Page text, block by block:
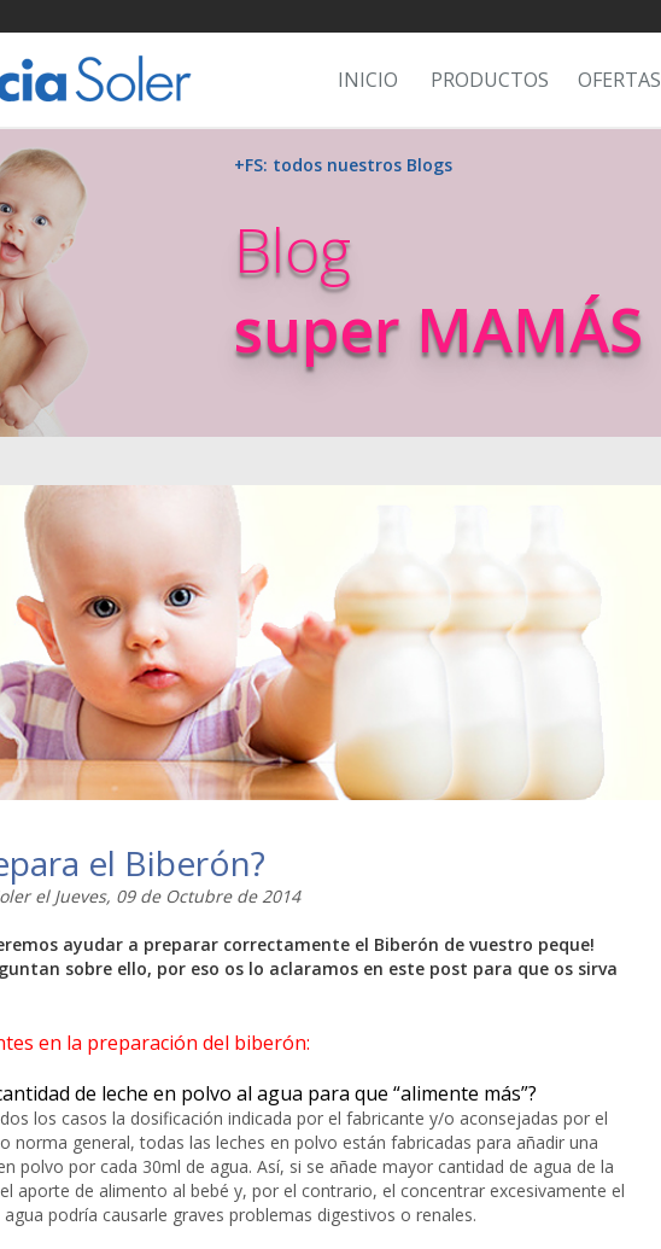
INICIO PRODUCTOS OFERTAS
+FS: todos nuestros Blogs
Blog
super MAMÁS
el Biberón?
el Jueves, 09 de Octubre de 2014
ayudar a preparar correctamente el Biberón de vuestro peque!
sobre ello, por eso os lo aclaramos en este post para que os sirva
en la preparación del biberón:
de leche en polvo al agua para que “alimente más”?
los casos la dosificación indicada por el fabricante y/o aconsejadas por el
norma general, todas las leches en polvo están fabricadas para añadir una
polvo por cada 30ml de agua. Así, si se añade mayor cantidad de agua de la
aporte de alimento al bebé y, por el contrario, el concentrar excesivamente el
podría causarle graves problemas digestivos o renales.